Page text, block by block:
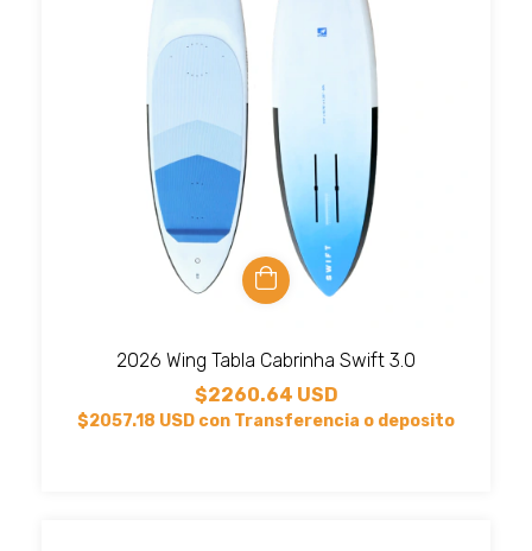
2026 Wing Tabla Cabrinha Swift 3.0
$2260.64 USD
$2057.18 USD con Transferencia o deposito